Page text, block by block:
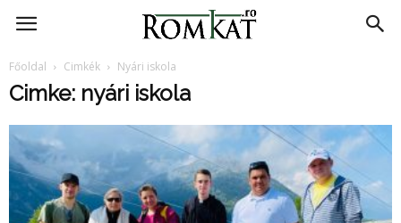
RomKat.ro
Főoldal Cimkék Nyári iskola
Cimke: nyári iskola